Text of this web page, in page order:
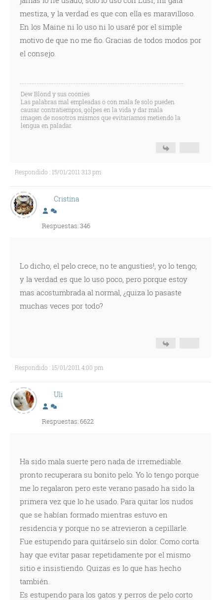
mestiza, y la verdad es que con ella es maravilloso.
En los Maine ni lo uso ni lo usaré por el simple
motivo de que no me fio. Gracias de todos modos por
el consejo.
Dew Blond y sus coonies
Las palabras mal empleadas o con mala fe solo pueden
causar contratiempos, golpes en la vida y dar mala
imagen de nosotros mismos que evitaríamos metiendo la
lengua en paladar.
Respondido : 15/01/2011 3:13 pm
Cristina
Respuestas: 346
Lo dicho, el pelo crece, no te angusties!, yo lo tengo,
y la verdad es que lo uso poco, pero porque estoy
mas acostumbrada al normal, ¿quiza lo pasaste
muchas veces por todo?
Respondido : 15/01/2011 4:00 pm
Uli
Respuestas: 6622
Ha sido mala suerte pero nada de irremediable.
pronto recuperara su bonito pelo. Yo lo tengo porque
me lo regalaron pero este verano pasado ha sido la
primera vez que lo he usado. Para quitar los nudos
que se habían formado mientras estuvo en
residencia y porque no se atrevieron a cepillarle.
Fue estupendo para quitárselo sin dolor. Como corta
hay que evitar pasar repetidamente por el mismo
sitio e insistiendo. Quizas es lo que has hecho
también.
Es estupendo para los gatos y perros de pelo corto